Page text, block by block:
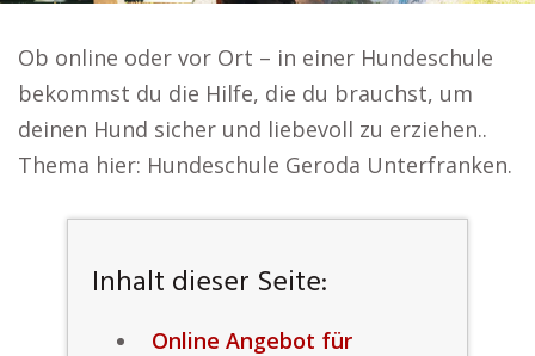
Ob online oder vor Ort – in einer Hundeschule
bekommst du die Hilfe, die du brauchst, um
deinen Hund sicher und liebevoll zu erziehen..
Thema hier: Hundeschule Geroda Unterfranken.
Inhalt dieser Seite:
Online Angebot für